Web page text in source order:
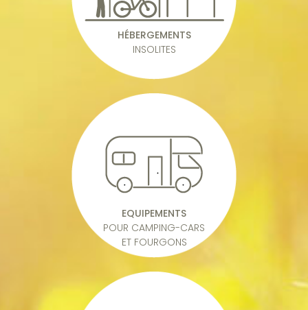
HÉBERGEMENTS
INSOLITES
EQUIPEMENTS
POUR CAMPING-CARS
ET FOURGONS